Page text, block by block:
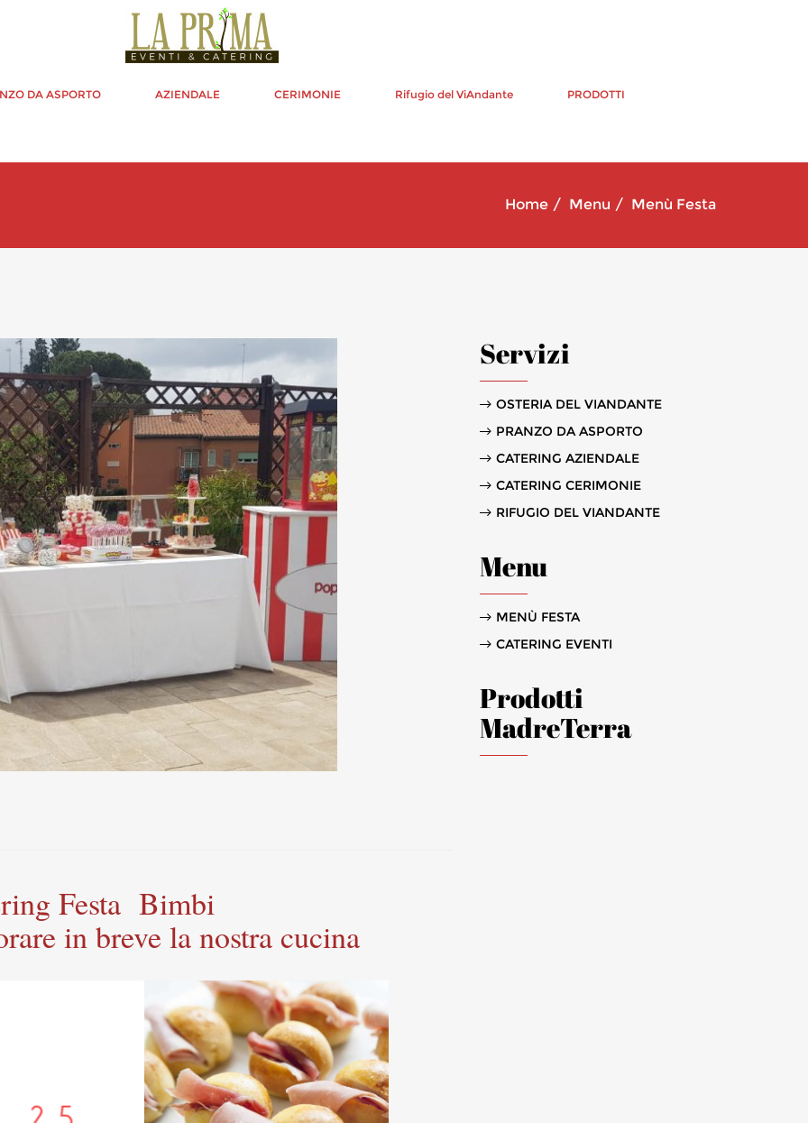
DA ASPORTO AZIENDALE CERIMONIE Rifugio del ViAndante PRODOTTI
Home Menu Menù Festa
Festa Bimbi
in breve la nostra cucina
Servizi
OSTERIA DEL VIANDANTE
PRANZO DA ASPORTO
CATERING AZIENDALE
CATERING CERIMONIE
RIFUGIO DEL VIANDANTE
Menu
MENÙ FESTA
CATERING EVENTI
Prodotti
MadreTerra